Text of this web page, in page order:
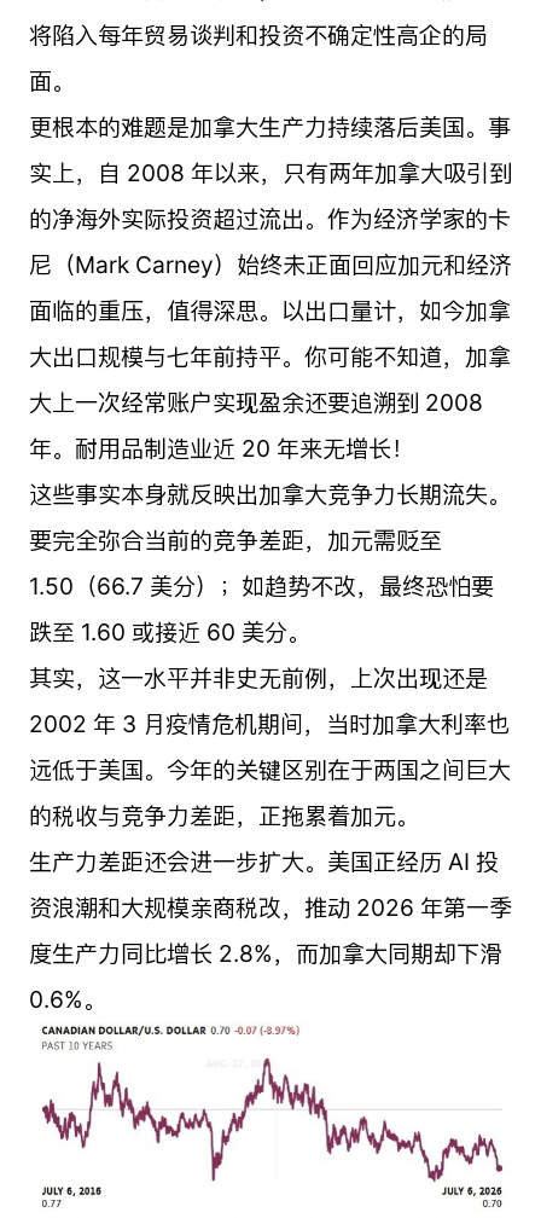
将陷入每年贸易谈判和投资不确定性高企的局
面。
更根本的难题是加拿大生产力持续落后美国。事
实上，自 2008 年以来，只有两年加拿大吸引到
的净海外实际投资超过流出。作为经济学家的卡
尼（Mark Carney）始终未正面回应加元和经济
面临的重压，值得深思。以出口量计，如今加拿
大出口规模与七年前持平。你可能不知道，加拿
大上一次经常账户实现盈余还要追溯到 2008
年。耐用品制造业近 20 年来无增长！
这些事实本身就反映出加拿大竞争力长期流失。
要完全弥合当前的竞争差距，加元需贬至
1.50（66.7 美分）；如趋势不改，最终恐怕要
跌至 1.60 或接近 60 美分。
其实，这一水平并非史无前例，上次出现还是
2002 年 3 月疫情危机期间，当时加拿大利率也
远低于美国。今年的关键区别在于两国之间巨大
的税收与竞争力差距，正拖累着加元。
生产力差距还会进一步扩大。美国正经历 AI 投
资浪潮和大规模亲商税改，推动 2026 年第一季
度生产力同比增长 2.8%，而加拿大同期却下滑
0.6%。